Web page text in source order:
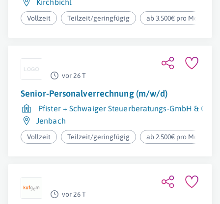
Kirchbichl
Vollzeit Teilzeit/geringfügig ab 3.500€ pro Monat
vor 26 T
Senior-Personalverrechnung (m/w/d)
Pfister + Schwaiger Steuerberatungs-GmbH & Co
Jenbach
Vollzeit Teilzeit/geringfügig ab 2.500€ pro Monat
vor 26 T